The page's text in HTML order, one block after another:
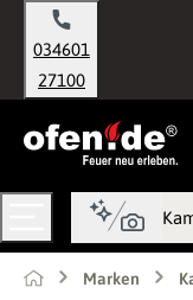
springen
034601
27100
Marken